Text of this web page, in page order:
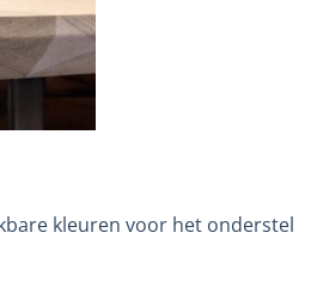
kleuren voor het onderstel